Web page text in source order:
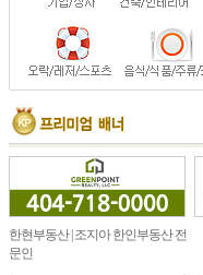
한현부동산 | 조지아 한인부동산 전
문인